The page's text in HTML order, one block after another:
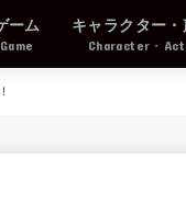
ーム
Game
キャラクター・
Character・